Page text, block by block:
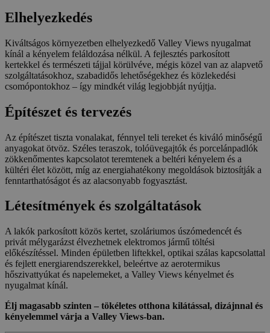
Elhelyezkedés
Kiváltságos környezetben elhelyezkedő Valley Views nyugalmat
kínál a kényelem feláldozása nélkül. A fejlesztés parkosított
kertekkel és természeti tájjal körülvéve, mégis közel van az alapvető
szolgáltatásokhoz, szabadidős lehetőségekhez és közlekedési
csomópontokhoz – így mindkét világ legjobbját nyújtja.
Építészet és tervezés
Az építészet tiszta vonalakat, fénnyel teli tereket és kiváló minőségű
anyagokat ötvöz. Széles teraszok, tolóüvegajtók és porcelánpadlók
zökkenőmentes kapcsolatot teremtenek a beltéri kényelem és a
kültéri élet között, míg az energiahatékony megoldások biztosítják a
fenntarthatóságot és az alacsonyabb fogyasztást.
Létesítmények és szolgáltatások
A lakók parkosított közös kertet, szoláriumos úszómedencét és
privát mélygarázst élvezhetnek elektromos jármű töltési
előkészítéssel. Minden épületben liftekkel, optikai szálas kapcsolattal
és fejlett energiarendszerekkel, beleértve az aerotermikus
hőszivattyúkat és napelemeket, a Valley Views kényelmet és
nyugalmat kínál.
Élj magasabb szinten – tökéletes otthona kilátással, dizájnnal és
kényelemmel várja a Valley Views-ban.